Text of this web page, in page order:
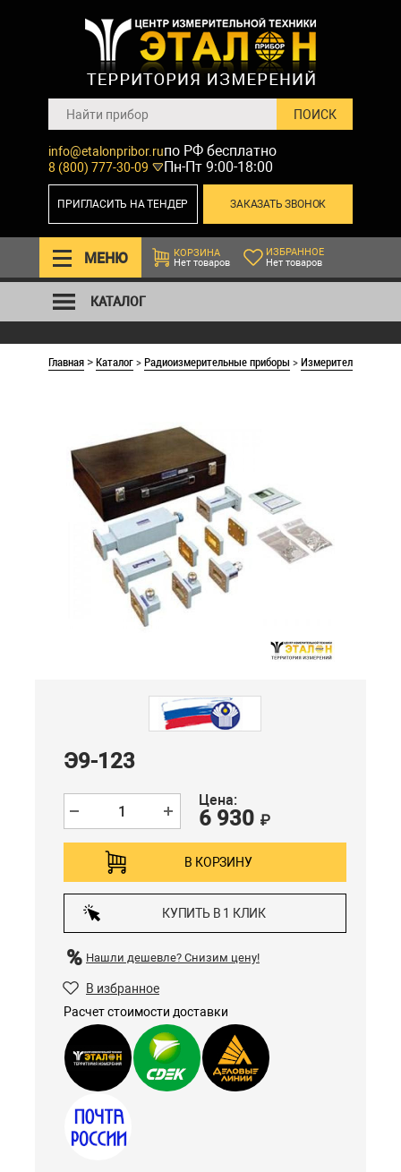
info@etalonpribor.ru
8 (800) 777-30-09
по РФ бесплатно
Пн-Пт 9:00-18:00
ЗАКАЗАТЬ ЗВОНОК
ПРИГЛАСИТЬ НА ТЕНДЕР
МЕНЮ
КОРЗИНА
Нет товаров
ИЗБРАННОЕ
Нет товаров
КАТАЛОГ
Главная >Каталог>Радиоизмерительные приборы >Измерительные
Э9-123
Цена:
6 930 ₽
В КОРЗИНУ
КУПИТЬ В 1 КЛИК
Нашли дешевле? Снизим цену!
В избранное
Расчет стоимости доставки